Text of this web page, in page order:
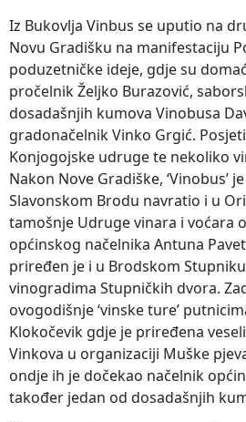
Iz Bukovlja Vinbus se uputio na
Novu Gradišku na manifestaciju
poduzetničke ideje, gdje su
pročelnik Željko Burazović,
dosadašnjih kumova Vinobusa
gradonačelnik Vinko Grgić.
Konjogojske udruge te nekoliko
Nakon Nove Gradiške, ‘Vinobus’
Slavonskom Brodu navratio i u
tamošnje Udruge vinara i voćara
općinskog načelnika Antuna
priređen je i u Brodskom
vinogradima Stupničkih dvora.
ovogodišnje ‘vinske ture’
Klokočevik gdje je priređena
Vinkova u organizaciji Muške
ondje ih je dočekao načelnik
također jedan od dosadašnjih